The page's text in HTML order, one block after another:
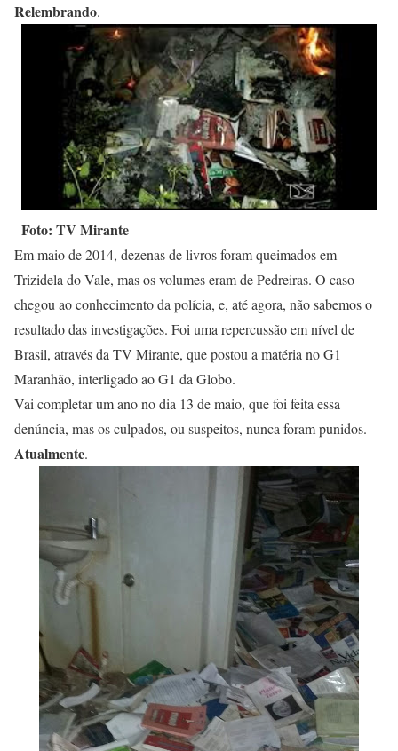
Relembrando.
Foto: TV Mirante
Em maio de 2014, dezenas de livros foram queimados em
Trizidela do Vale, mas os volumes eram de Pedreiras. O caso
chegou ao conhecimento da polícia, e, até agora, não sabemos o
resultado das investigações. Foi uma repercussão em nível de
Brasil, através da TV Mirante, que postou a matéria no G1
Maranhão, interligado ao G1 da Globo.
Vai completar um ano no dia 13 de maio, que foi feita essa
denúncia, mas os culpados, ou suspeitos, nunca foram punidos.
Atualmente.